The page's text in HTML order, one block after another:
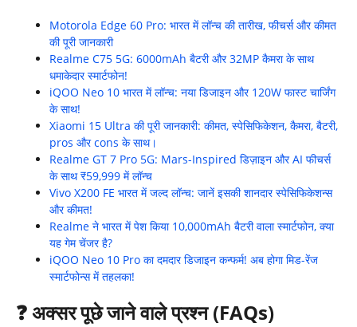
Motorola Edge 60 Pro: भारत में लॉन्च की तारीख, फीचर्स और कीमत
की पूरी जानकारी
Realme C75 5G: 6000mAh बैटरी और 32MP कैमरा के साथ
धमाकेदार स्मार्टफोन!
iQOO Neo 10 भारत में लॉन्च: नया डिजाइन और 120W फास्ट चार्जिंग
के साथ!
Xiaomi 15 Ultra की पूरी जानकारी: कीमत, स्पेसिफिकेशन, कैमरा, बैटरी,
pros और cons के साथ।
Realme GT 7 Pro 5G: Mars-Inspired डिज़ाइन और AI फीचर्स
के साथ ₹59,999 में लॉन्च
Vivo X200 FE भारत में जल्द लॉन्च: जानें इसकी शानदार स्पेसिफिकेशन्स
और कीमत!
Realme ने भारत में पेश किया 10,000mAh बैटरी वाला स्मार्टफोन, क्या
यह गेम चेंजर है?
iQOO Neo 10 Pro का दमदार डिजाइन कन्फर्म! अब होगा मिड-रेंज
स्मार्टफोन्स में तहलका!
❓अक्सर पूछे जाने वाले प्रश्न (FAQs)